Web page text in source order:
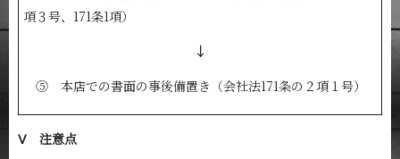
項３号、171条1項）
↓
⑤ 本店での書面の事後備置き（会社法171条の２項１号）
Ⅴ 注意点